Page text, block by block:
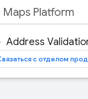
Maps Platform
Address
с отделом